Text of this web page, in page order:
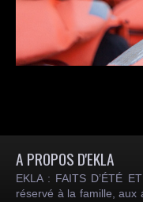
A PROPOS D'EKLA
EKLA : FAITS D’ÉTÉ
réservé à la famille, aux